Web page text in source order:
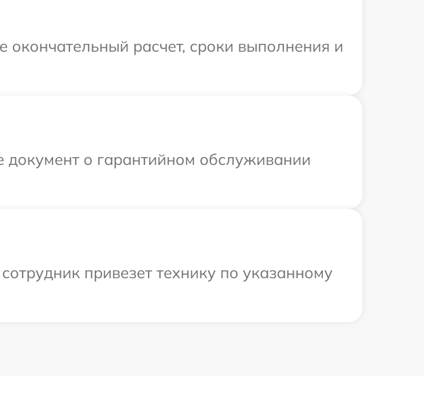
расчет, сроки выполнения и
о гарантийном обслуживании
привезет технику по указанному